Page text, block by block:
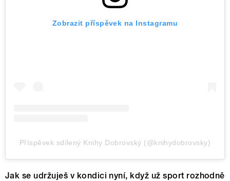
Zobrazit příspěvek na Instagramu
Příspěvek sdílený Knihy Dobrovský (@knihydobrovsky)
Jak se udržuješ v kondici nyní, když už sport rozhodně